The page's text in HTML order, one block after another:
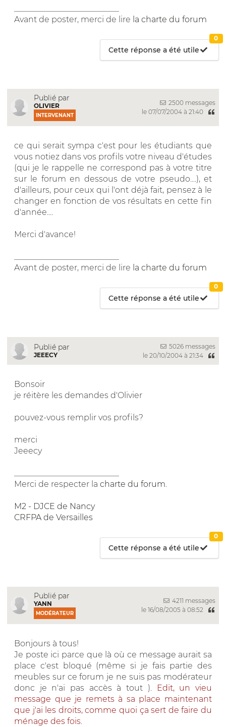
Avant de poster, merci de lire la charte du forum
Cette réponse a été utile
0
Publié par
OLIVIER
INTERVENANT
2500 messages
le 07/07/2004 à 21:40
ce qui serait sympa c'est pour les étudiants que
vous notiez dans vos profils votre niveau d'études
(qui je le rappelle ne correspond pas à votre titre
sur le forum en dessous de votre pseudo....), et
d'ailleurs, pour ceux qui l'ont déjà fait, pensez à le
changer en fonction de vos résultats en cette fin
d'année....
Merci d'avance!
Avant de poster, merci de lire la charte du forum
Cette réponse a été utile
0
Publié par
JEEECY
5026 messages
le 20/10/2004 à 21:34
Bonsoir
je réitère les demandes d'Olivier
pouvez-vous remplir vos profils?
merci
Jeeecy
Merci de respecter la charte du forum
M2 - DJCE de Nancy
CRFPA de Versailles
Cette réponse a été utile
0
Publié par
YANN
MODÉRATEUR
4211 messages
le 16/08/2005 à 08:52
Bonjours à tous!
Je poste ici parce que là où ce message aurait sa
place c'est bloqué (même si je fais partie des
meubles sur ce forum je ne suis pas modérateur
donc je n'ai pas accès à tout ).
Edit, un vieu
message que je remets à sa place maintenant
que j'ai les droits, comme quoi ça sert de faire du
ménage des fois.